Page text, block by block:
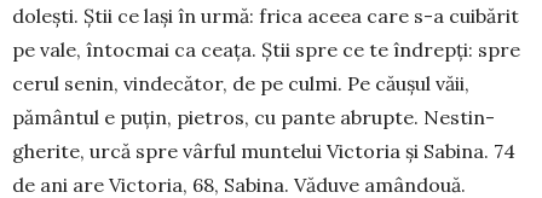
dolești. Știi ce lași în urmă: frica aceea care s-a cui­bărit
pe vale, întocmai ca ceața. Știi spre ce te în­drepți: spre
cerul senin, vindecător, de pe culmi. Pe căușul văii,
pământul e puțin, pietros, cu pante abrupte. Nestin­
gherite, urcă spre vârful muntelui Vic­toria și Sa­bina. 74
de ani are Victoria, 68, Sabina. Vă­duve amândouă.